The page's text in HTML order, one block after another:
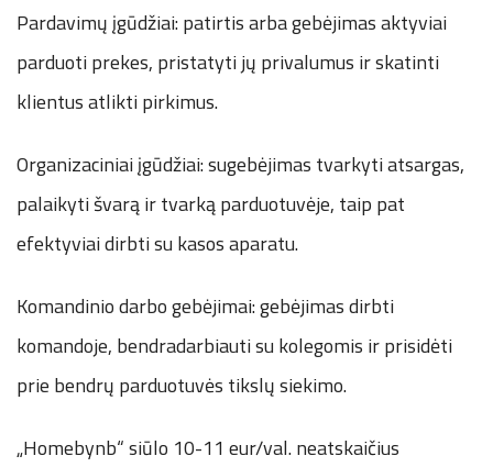
Pardavimų įgūdžiai: patirtis arba gebėjimas aktyviai
parduoti prekes, pristatyti jų privalumus ir skatinti
klientus atlikti pirkimus.
Organizaciniai įgūdžiai: sugebėjimas tvarkyti atsargas,
palaikyti švarą ir tvarką parduotuvėje, taip pat
efektyviai dirbti su kasos aparatu.
Komandinio darbo gebėjimai: gebėjimas dirbti
komandoje, bendradarbiauti su kolegomis ir prisidėti
prie bendrų parduotuvės tikslų siekimo.
„Homebynb“ siūlo 10-11 eur/val. neatskaičius